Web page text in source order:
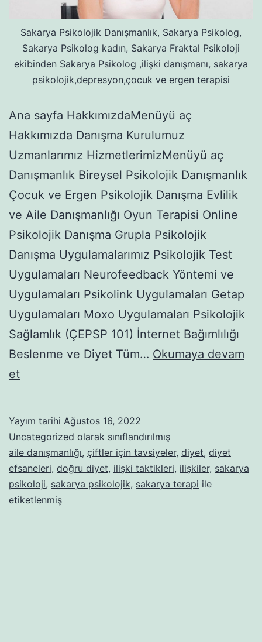
Sakarya Psikolojik Danışmanlık, Sakarya Psikolog,
Sakarya Psikolog kadın, Sakarya Fraktal Psikoloji
ekibinden Sakarya Psikolog ,ilişki danışmanı, sakarya
psikolojik,depresyon,çocuk ve ergen terapisi
Ana sayfa HakkımızdaMenüyü aç
Hakkımızda Danışma Kurulumuz
Uzmanlarımız HizmetlerimizMenüyü aç
Danışmanlık Bireysel Psikolojik Danışmanlık
Çocuk ve Ergen Psikolojik Danışma Evlilik
ve Aile Danışmanlığı Oyun Terapisi Online
Psikolojik Danışma Grupla Psikolojik
Danışma Uygulamalarımız Psikolojik Test
Uygulamaları Neurofeedback Yöntemi ve
Uygulamaları Psikolink Uygulamaları Getap
Uygulamaları Moxo Uygulamaları Psikolojik
Sağlamlık (ÇEPSP 101) İnternet Bağımlılığı
Beslenme ve Diyet Tüm… Okumaya devam
etDİYET
BİLİNEN
YANLIŞLAR
Yayım tarihi Ağustos 16, 2022
Uncategorized olarak sınıflandırılmış
aile danışmanlığı, çiftler için tavsiyeler, diyet, diyet
efsaneleri, doğru diyet, ilişki taktikleri, ilişkiler, sakarya
psikoloji, sakarya psikolojik, sakarya terapi ile
etiketlenmiş